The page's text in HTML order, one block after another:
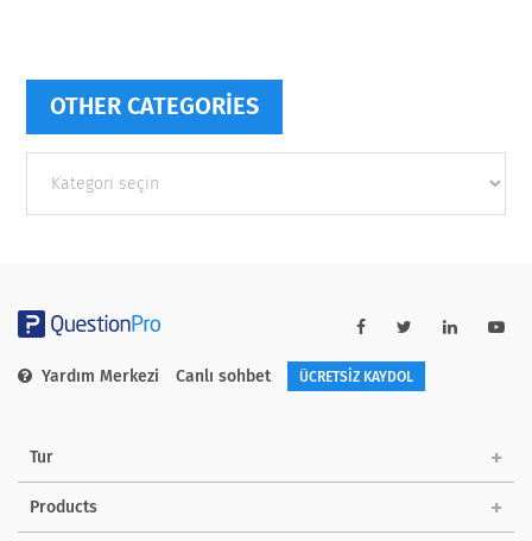
OTHER CATEGORIES
categories
Yardım Merkezi Canlı sohbet ÜCRETSİZ KAYDOL
Tur
Products